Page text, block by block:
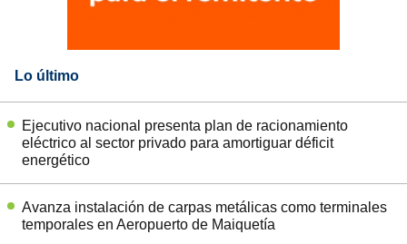
Lo último
Ejecutivo nacional presenta plan de racionamiento
eléctrico al sector privado para amortiguar déficit
energético
Avanza instalación de carpas metálicas como terminales
temporales en Aeropuerto de Maiquetía